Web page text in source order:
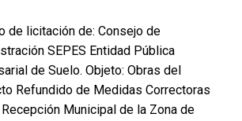
de licitación de: Consejo de
SEPES Entidad Pública
de Suelo. Objeto: Obras del
Refundido de Medidas Correctoras
Municipal de la Zona de